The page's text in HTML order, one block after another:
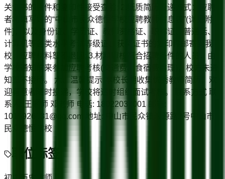
关证书的原件和复印件接受查验; 2.纸质简历投递方式：应聘
者将填写好的“中山市民众德恒学校应聘教师信息表”(详见附
件)，以及身份证、学历证、教师资格证、职称证、普通话、
计算机等各类水平考试等级证、获奖证书的复印件邮寄到我
校，应聘材料恕不退回; 3.材料审核符合招聘条件的人员，由
学校通知前来参加应聘考核(交通费、食宿费自理)，校方未通
知恕不接待。 六、温馨提示 本校长期收集优秀教师简历，欢
迎有意者随时投递，学校将适时组织面试考核。 联系方式 联
系人: 王老师 邓老师 电话: 18022037001 邮箱:
1015926131@qq.com 地址: 中山市民众镇浪源路2号中山市
民众德恒学校
职位标签